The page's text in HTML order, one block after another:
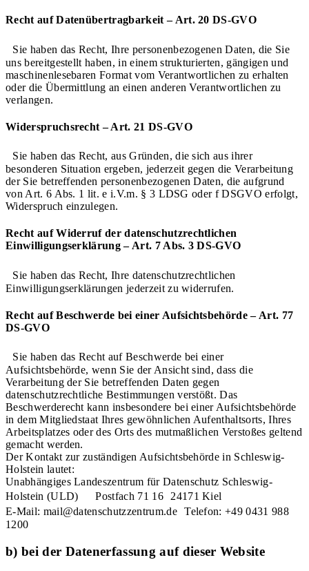
Recht auf Datenübertragbarkeit – Art. 20 DS-GVO
Sie haben das Recht, Ihre personenbezogenen Daten, die Sie
uns bereitgestellt haben, in einem strukturierten, gängigen und
maschinenlesebaren Format vom Verantwortlichen zu erhalten
oder die Übermittlung an einen anderen Verantwortlichen zu
verlangen.
Widerspruchsrecht – Art. 21 DS-GVO
Sie haben das Recht, aus Gründen, die sich aus ihrer
besonderen Situation ergeben, jederzeit gegen die Verarbeitung
der Sie betreffenden personenbezogenen Daten, die aufgrund
von Art. 6 Abs. 1 lit. e i.V.m. § 3 LDSG oder f DSGVO erfolgt,
Widerspruch einzulegen.
Recht auf Widerruf der datenschutzrechtlichen
Einwilligungserklärung – Art. 7 Abs. 3 DS-GVO
Sie haben das Recht, Ihre datenschutzrechtlichen
Einwilligungserklärungen jederzeit zu widerrufen.
Recht auf Beschwerde bei einer Aufsichtsbehörde – Art. 77
DS-GVO
Sie haben das Recht auf Beschwerde bei einer
Aufsichtsbehörde, wenn Sie der Ansicht sind, dass die
Verarbeitung der Sie betreffenden Daten gegen
datenschutzrechtliche Bestimmungen verstößt. Das
Beschwerderecht kann insbesondere bei einer Aufsichtsbehörde
in dem Mitgliedstaat Ihres gewöhnlichen Aufenthaltsorts, Ihres
Arbeitsplatzes oder des Orts des mutmaßlichen Verstoßes geltend
gemacht werden.
Der Kontakt zur zuständigen Aufsichtsbehörde in Schleswig-
Holstein lautet:
Unabhängiges Landeszentrum für Datenschutz Schleswig-
Holstein (ULD) Postfach 71 16 24171 Kiel
E-Mail: mail@datenschutzzentrum.de Telefon: +49 0431 988
1200
b) bei der Datenerfassung auf dieser Website